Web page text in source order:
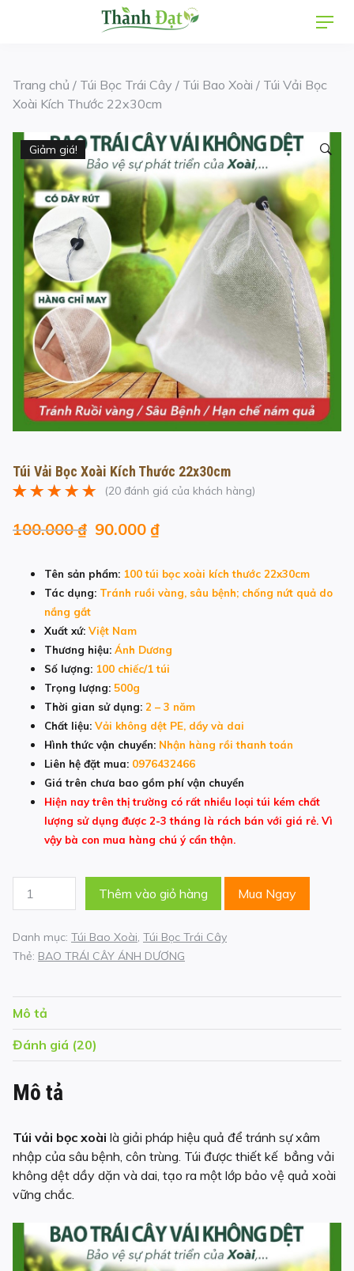
Trang chủ / Túi Bọc Trái Cây / Túi Bao Xoài / Túi Vải Bọc
Xoài Kích Thước 22x30cm
Giảm giá!
Túi Vải Bọc Xoài Kích Thước 22x30cm
dựa trênđánh
(20 đánh giá của khách hàng)
100.000₫ Giá
là:
100.000 ₫.
90.000 ₫Giá
tại
là:
Tên sản phẩm: 100 túi bọc xoài kích thước 22x30cm
Tác dụng: Tránh ruồi vàng, sâu bệnh; chống nứt quả do
nắng gắt
Xuất xứ: Việt Nam
Thương hiệu: Ánh Dương
Số lượng: 100 chiếc/1 túi
Trọng lượng: 500g
Thời gian sử dụng: 2 – 3 năm
Chất liệu: Vải không dệt PE, dầy và dai
Hình thức vận chuyển: Nhận hàng rồi thanh toán
Liên hệ đặt mua: 0976432466
Giá trên chưa bao gồm phí vận chuyển
Hiện nay trên thị trường có rất nhiều loại túi kém chất
lượng sử dụng được 2-3 tháng là rách bán với giá rẻ. Vì
vậy bà con mua hàng chú ý cẩn thận.
Xoài
Kích
22x30cm
số
lượng
Thêm vào giỏ hàng Mua Ngay
Danh mục: Túi Bao Xoài, Túi Bọc Trái Cây
Thẻ: BAO TRÁI CÂY ÁNH DƯƠNG
Mô tả
Đánh giá (20)
Mô tả
Túi vải bọc xoài là giải pháp hiệu quả để tránh sự xâm
nhập của sâu bệnh, côn trùng. Túi được thiết kế bẳng vải
không dệt dầy dặn và dai, tạo ra một lớp bảo vệ quả xoài
vững chắc.